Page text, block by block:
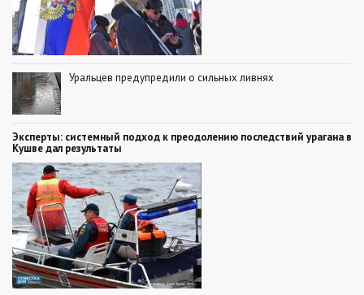
Уральцев предупредили о сильных ливнях
Эксперты: системный подход к преодолению последствий урагана в
Кушве дал результаты